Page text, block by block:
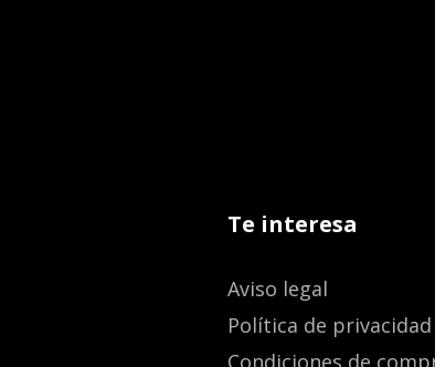
Te interesa
Aviso legal
Política de privacidad
Condiciones de